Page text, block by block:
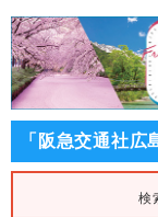
「阪急交通社
検